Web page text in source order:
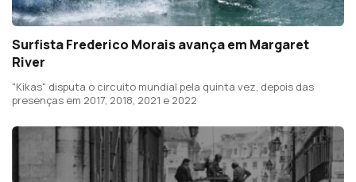
Surfista Frederico Morais avança em Margaret
River
"Kikas" disputa o circuito mundial pela quinta vez, depois das
presenças em 2017, 2018, 2021 e 2022